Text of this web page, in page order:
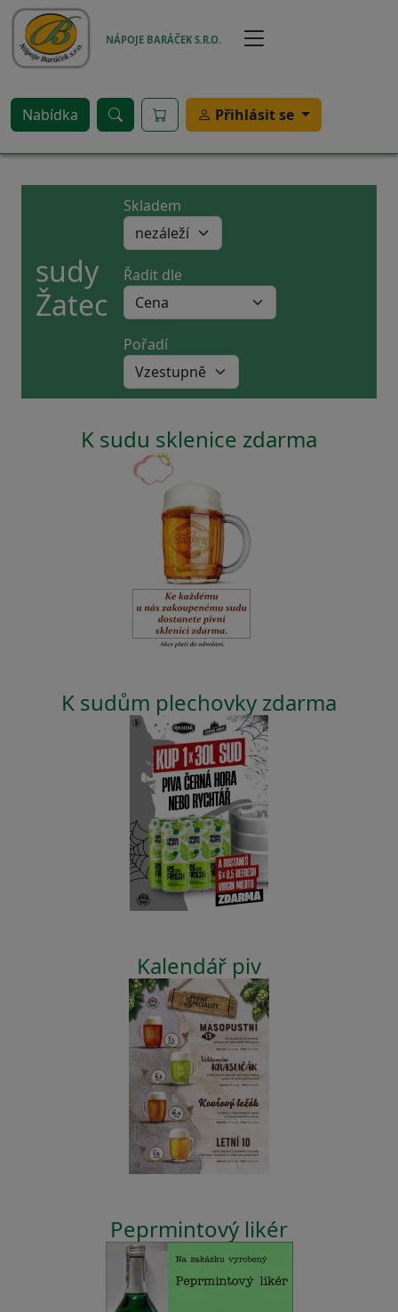
Přejít k hlavnímu obsahu
NÁPOJE BARÁČEK S.R.O.
Nabídka Přihlásit se
sudy
Žatec
Skladem
Řadit dle
Pořadí
K sudu sklenice zdarma
K sudům plechovky zdarma
Kalendář piv
Peprmintový likér